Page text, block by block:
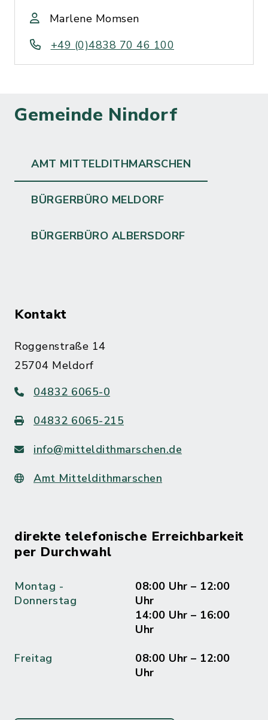
Marlene Momsen
+49 (0)4838 70 46 100
Gemeinde Nindorf
AMT MITTELDITHMARSCHEN
BÜRGERBÜRO MELDORF
BÜRGERBÜRO ALBERSDORF
Kontakt
Roggenstraße 14
25704 Meldorf
04832 6065-0
04832 6065-215
info@mitteldithmarschen.de
Amt Mitteldithmarschen
direkte telefonische Erreichbarkeit
per Durchwahl
Montag -
Donnerstag
08:00 Uhr – 12:00
Uhr
14:00 Uhr – 16:00
Uhr
Freitag
08:00 Uhr – 12:00
Uhr